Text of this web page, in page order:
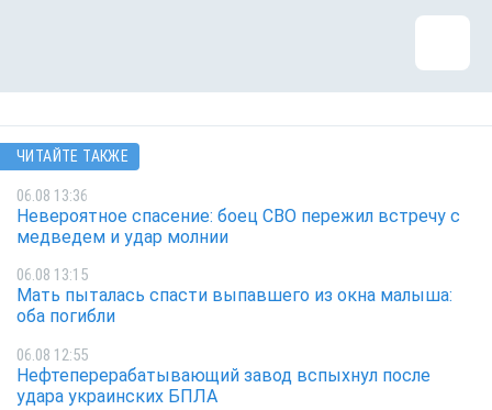
ЧИТАЙТЕ ТАКЖЕ
06.08 13:36
Невероятное спасение: боец СВО пережил встречу с
медведем и удар молнии
06.08 13:15
Мать пыталась спасти выпавшего из окна малыша:
оба погибли
06.08 12:55
Нефтеперерабатывающий завод вспыхнул после
удара украинских БПЛА